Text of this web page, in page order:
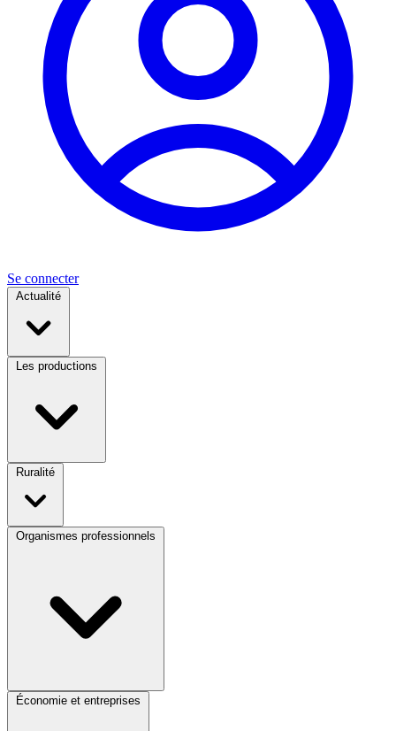
Se connecter
Actualité
Les productions
Ruralité
Organismes professionnels
Économie et entreprises